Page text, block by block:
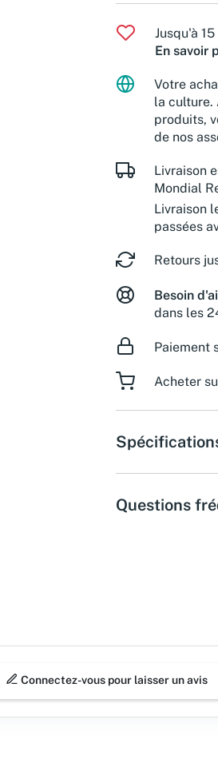
Jusqu'à
En savoir
Votre
la culture.
produits,
de nos
Livraison
Mondial
Livraison
passées
Retours
Besoin
dans les
Paiement
Acheter
Questions
Connectez-vous pour laisser un avis